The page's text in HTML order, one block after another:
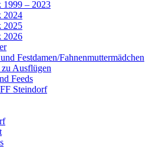
1999 – 2023
2024
2025
2026
Festdamen/Fahnenmuttermädchen
Ausflügen
Feeds
Steindorf